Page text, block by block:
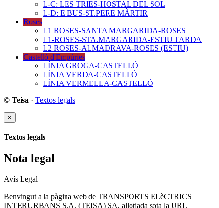
L-C: LES TRIES-HOSTAL DEL SOL
L-D: E.BUS-ST.PERE MÀRTIR
Roses
L1 ROSES-SANTA MARGARIDA-ROSES
L1-ROSES-STA.MARGARIDA-ESTIU TARDA
L2 ROSES-ALMADRAVA-ROSES (ESTIU)
Castelló d'Empúries
LÍNIA GROGA-CASTELLÓ
LÍNIA VERDA-CASTELLÓ
LÍNIA VERMELLA-CASTELLÓ
© Teisa · Textos legals
×
Textos legals
Nota legal
Avís Legal
Benvingut a la pàgina web de TRANSPORTS ELèCTRICS
INTERURBANS S.A. (TEISA) SA, allotjada sota la URL